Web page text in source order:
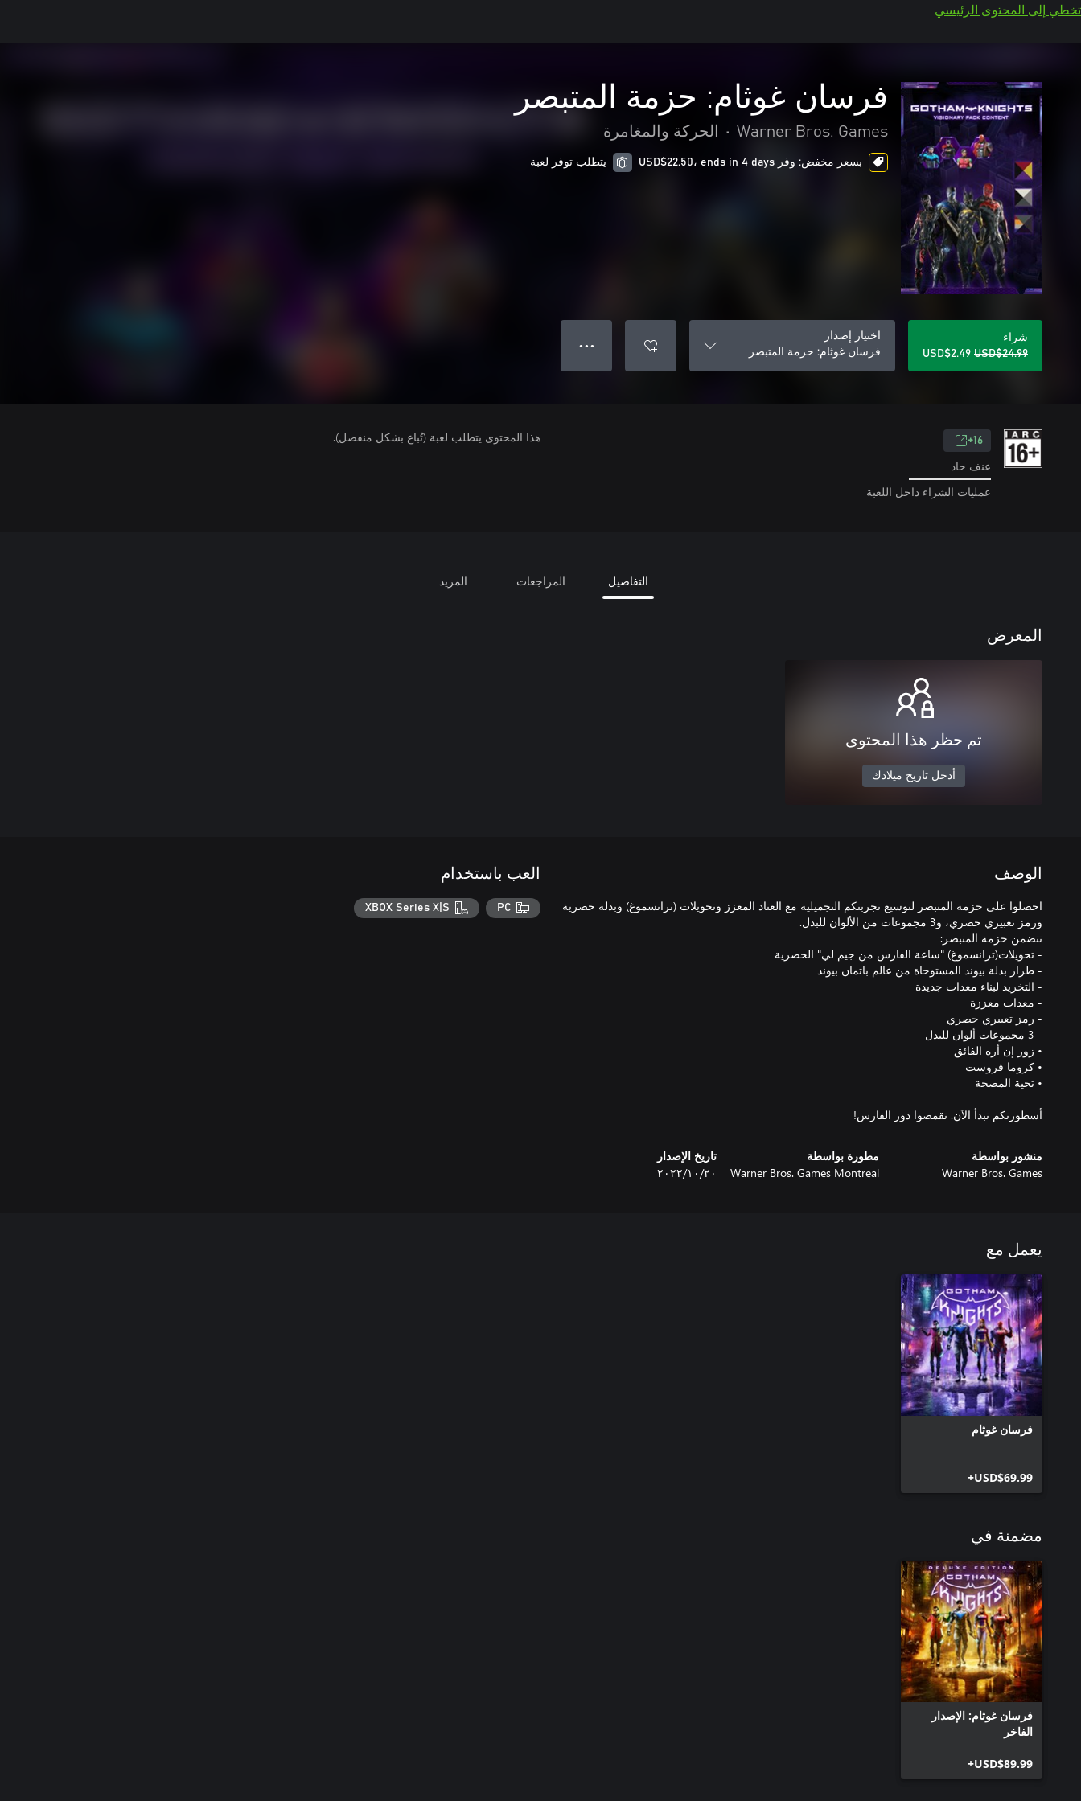
تخطي إلى المحتوى الرئيسي
فرسان غوثام: حزمة المتبصر
Warner Bros. Games
• الحركة والمغامرة
بسعر مخفض: وفر USD$22.50، ends in 4 days يتطلب توفر لعبة
شراء
USD$24.99
USD$2.49
اختيار إصدار
فرسان غوثام: حزمة المتبصر
● ● ●
16+
عنف حاد
عمليات الشراء داخل اللعبة
هذا المحتوى يتطلب لعبة (تُباع بشكل منفصل).
التفاصيل المراجعات المزيد
المعرض
تم حظر هذا المحتوى
أدخل تاريخ ميلادك
الوصف
احصلوا على حزمة المتبصر لتوسيع تجربتكم التجميلية مع العتاد المعزز وتحويلات (ترانسموغ) وبدلة حصرية
أسطورتكم تبدأ الآن. تقمصوا دور الفارس!
منشور بواسطة
Warner Bros. Games
مطورة بواسطة
Warner Bros. Games Montreal
تاريخ الإصدار
٢٠‏/١٠‏/٢٠٢٢
العب باستخدام
PC
XBOX Series X|S
يعمل مع
فرسان غوثام
USD$69.99+
مضمنة في
فرسان غوثام: الإصدار
الفاخر
USD$89.99+